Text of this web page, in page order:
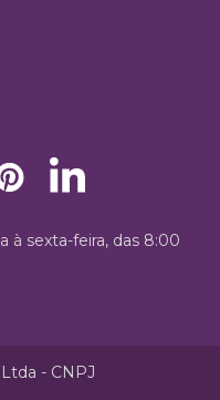
à sexta-feira, das 8:00
- CNPJ